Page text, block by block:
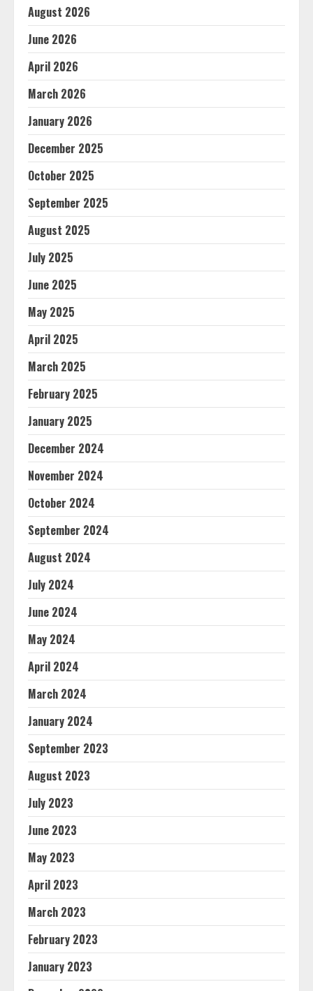
August 2026
June 2026
April 2026
March 2026
January 2026
December 2025
October 2025
September 2025
August 2025
July 2025
June 2025
May 2025
April 2025
March 2025
February 2025
January 2025
December 2024
November 2024
October 2024
September 2024
August 2024
July 2024
June 2024
May 2024
April 2024
March 2024
January 2024
September 2023
August 2023
July 2023
June 2023
May 2023
April 2023
March 2023
February 2023
January 2023